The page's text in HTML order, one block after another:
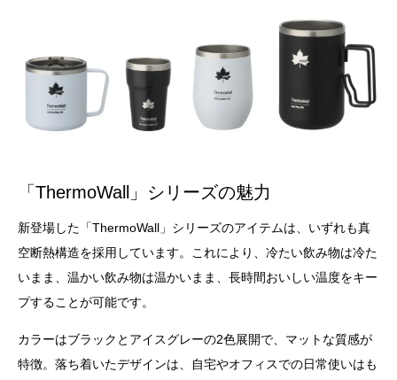
「ThermoWall」シリーズの魅力
新登場した「ThermoWall」シリーズのアイテムは、いずれも真
空断熱構造を採用しています。これにより、冷たい飲み物は冷た
いまま、温かい飲み物は温かいまま、長時間おいしい温度をキー
プすることが可能です。
カラーはブラックとアイスグレーの2色展開で、マットな質感が
特徴。落ち着いたデザインは、自宅やオフィスでの日常使いはも